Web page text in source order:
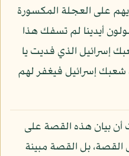
على العجلة المكسورة
أيدينا لم تسفك هذا
إسرائيل الذي فديت يا
إسرائيل فيغفر لهم
بيان هذه القصة على
بل القصة مبينة